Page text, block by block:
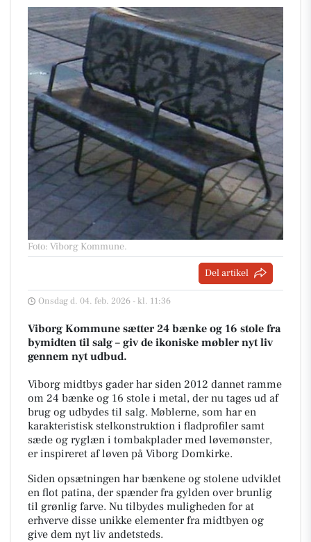
Foto: Viborg Kommune.
Del artikel
Onsdag d. 04. feb. 2026 - kl. 11:36
Viborg Kommune sætter 24 bænke og 16 stole fra
bymidten til salg – giv de ikoniske møbler nyt liv
gennem nyt udbud.
Viborg midtbys gader har siden 2012 dannet ramme
om 24 bænke og 16 stole i metal, der nu tages ud af
brug og udbydes til salg. Møblerne, som har en
karakteristisk stelkonstruktion i fladprofiler samt
sæde og ryglæn i tombakplader med løvemønster,
er inspireret af løven på Viborg Domkirke.
Siden opsætningen har bænkene og stolene udviklet
en flot patina, der spænder fra gylden over brunlig
til grønlig farve. Nu tilbydes muligheden for at
erhverve disse unikke elementer fra midtbyen og
give dem nyt liv andetsteds.